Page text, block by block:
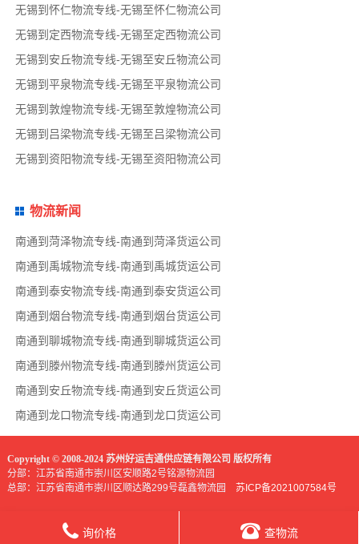
无锡到怀仁物流专线-无锡至怀仁物流公司
无锡到定西物流专线-无锡至定西物流公司
无锡到安丘物流专线-无锡至安丘物流公司
无锡到平泉物流专线-无锡至平泉物流公司
无锡到敦煌物流专线-无锡至敦煌物流公司
无锡到吕梁物流专线-无锡至吕梁物流公司
无锡到资阳物流专线-无锡至资阳物流公司
物流新闻
南通到菏泽物流专线-南通到菏泽货运公司
南通到禹城物流专线-南通到禹城货运公司
南通到泰安物流专线-南通到泰安货运公司
南通到烟台物流专线-南通到烟台货运公司
南通到聊城物流专线-南通到聊城货运公司
南通到滕州物流专线-南通到滕州货运公司
南通到安丘物流专线-南通到安丘货运公司
南通到龙口物流专线-南通到龙口货运公司
Copyright © 2008-2024 苏州好运吉通供应链有限公司 版权所有
分部：江苏省南通市崇川区安顺路2号铭源物流园
总部：江苏省南通市崇川区顺达路299号磊鑫物流园 苏ICP备2021007584号
询价格 查物流